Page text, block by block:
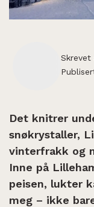
Skrevet
Det knitrer
snøkrystaller,
vinterfrakk og
Inne på
peisen, lukter
meg – ikke